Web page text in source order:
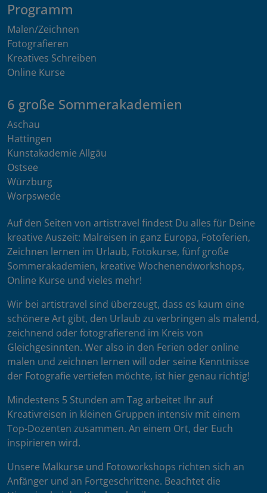
Programm
Malen/Zeichnen
Fotografieren
Kreatives Schreiben
Online Kurse
6 große Sommerakademien
Aschau
Hattingen
Kunstakademie Allgäu
Ostsee
Würzburg
Worpswede
Auf den Seiten von artistravel findest Du alles für Deine
kreative Auszeit: Malreisen in ganz Europa, Fotoferien,
Zeichnen lernen im Urlaub, Fotokurse, fünf große
Sommerakademien, kreative Wochenendworkshops,
Online Kurse und vieles mehr!
Wir bei artistravel sind überzeugt, dass es kaum eine
schönere Art gibt, den Urlaub zu verbringen als malend,
zeichnend oder fotografierend im Kreis von
Gleichgesinnten. Wer also in den Ferien oder online
malen und zeichnen lernen will oder seine Kenntnisse
der Fotografie vertiefen möchte, ist hier genau richtig!
Mindestens 5 Stunden am Tag arbeitet Ihr auf
Kreativreisen in kleinen Gruppen intensiv mit einem
Top-Dozenten zusammen. An einem Ort, der Euch
inspirieren wird.
Unsere Malkurse und Fotoworkshops richten sich an
Anfänger und an Fortgeschrittene. Beachtet die